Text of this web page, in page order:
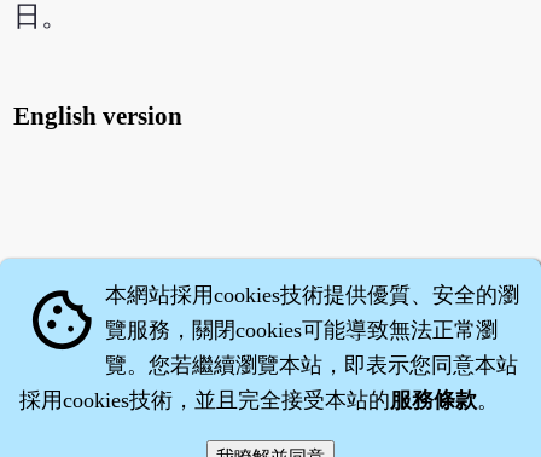
日。
English version
cookie 本網站採用cookies技術提供優質、安全的瀏
覽服務，關閉cookies可能導致無法正常瀏
覽。您若繼續瀏覽本站，即表示您同意本站
採用cookies技術，並且完全接受本站的服務條款。